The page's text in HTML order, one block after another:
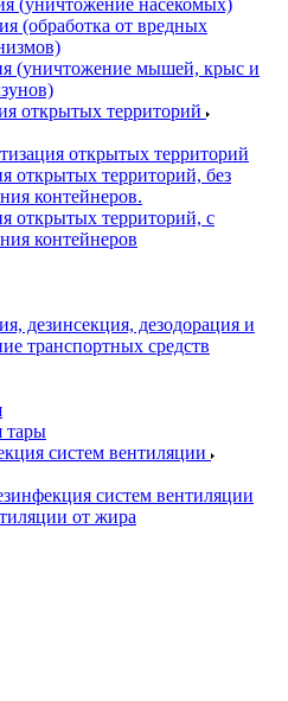
(уничтожение насекомых)
(обработка от вредных
(уничтожение мышей, крыс и
открытых территорий
открытых территорий
открытых территорий, без
контейнеров.
открытых территорий, с
контейнеров
дезинсекция, дезодорация и
транспортных средств
тары
систем вентиляции
систем вентиляции
от жира